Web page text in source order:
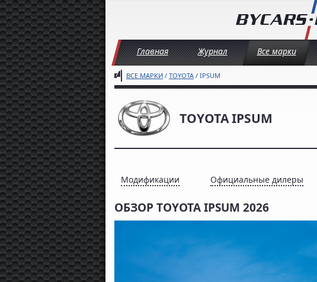
Главная Журнал Все марки
ВСЕ МАРКИ / TOYOTA / IPSUM
TOYOTA IPSUM
Модификации Официальные дилеры
ОБЗОР TOYOTA IPSUM 2026